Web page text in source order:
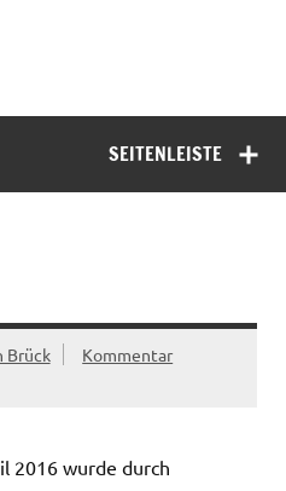
SEITENLEISTE
Brück
Kommentar
2016 wurde durch